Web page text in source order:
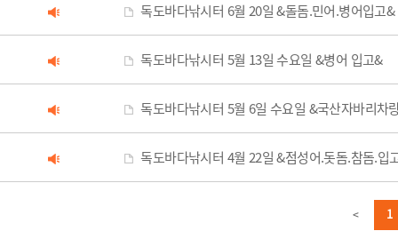
독도바다낚시터 6월 20일 &돌돔.민어.병어입고&
독도바다낚시터 5월 13일 수요일 &병어 입고&
독도바다낚시터 5월 6일 수요일 &국산자바리차
독도바다낚시터 4월 22일 &점성어.돗돔.참돔.입
< 1